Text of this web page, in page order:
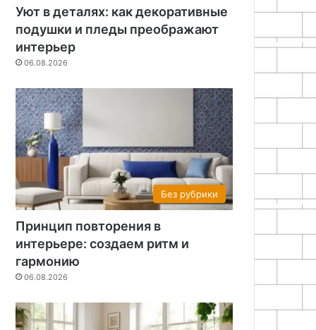
Уют в деталях: как декоративные
подушки и пледы преображают
интерьер
06.08.2026
Без рубрики
Принцип повторения в
интерьере: создаем ритм и
гармонию
06.08.2026